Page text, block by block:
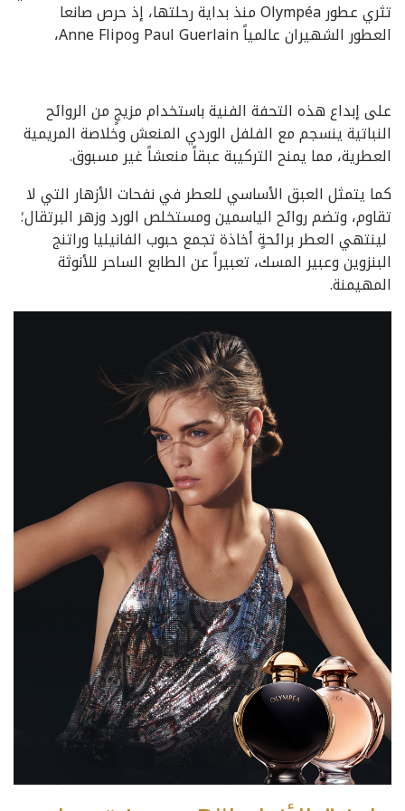
تثري عطور Olympéa منذ بداية رحلتها، إذ حرص صانعا
العطور الشهيران عالمياً Paul Guerlain وAnne Flipo،
على إبداع هذه التحفة الفنية باستخدام مزيجٍ من الروائح
النباتية ينسجم مع الفلفل الوردي المنعش وخلاصة المريمية
العطرية، مما يمنح التركيبة عبقاً منعشاً غير مسبوق.
كما يتمثل العبق الأساسي للعطر في نفحات الأزهار التي لا
تقاوم، وتضم روائح الياسمين ومستخلص الورد وزهر البرتقال؛
لينتهي العطر برائحةٍ أخاذة تجمع حبوب الفانيليا وراتنج
البنزوين وعبير المسك، تعبيراً عن الطابع الساحر للأنوثة
المهيمنة.